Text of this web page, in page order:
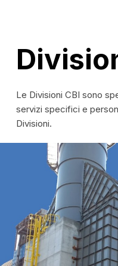
Le Divisioni CBI sono
servizi specifici e
Divisioni.